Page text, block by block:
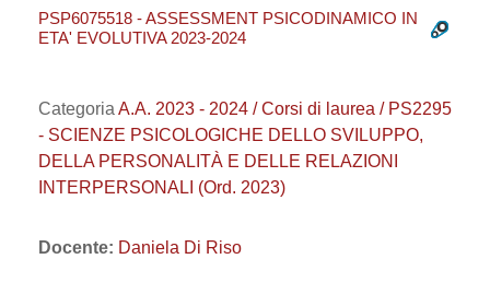
PSP6075518 - ASSESSMENT PSICODINAMICO IN
ETA' EVOLUTIVA 2023-2024
Categoria A.A. 2023 - 2024 / Corsi di laurea / PS2295
- SCIENZE PSICOLOGICHE DELLO SVILUPPO,
DELLA PERSONALITÀ E DELLE RELAZIONI
INTERPERSONALI (Ord. 2023)
Docente: Daniela Di Riso